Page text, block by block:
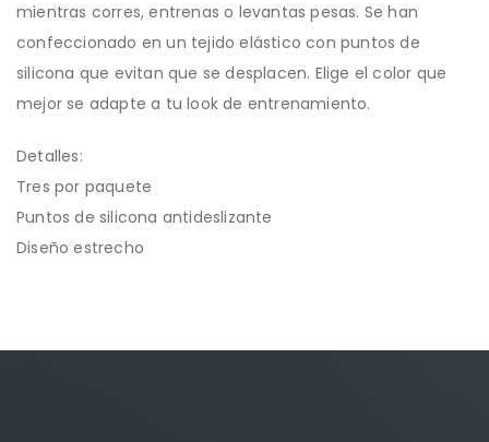
mientras corres, entrenas o levantas pesas. Se han
confeccionado en un tejido elástico con puntos de
silicona que evitan que se desplacen. Elige el color que
mejor se adapte a tu look de entrenamiento.
Detalles:
Tres por paquete
Puntos de silicona antideslizante
Diseño estrecho